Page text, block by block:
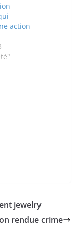
action
jewelry
rendue crime